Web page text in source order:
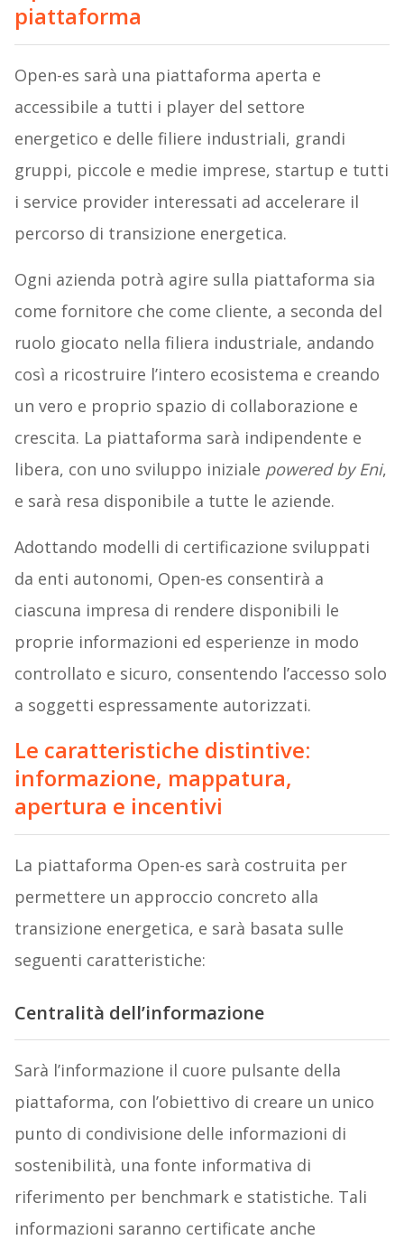
piattaforma
Open-es sarà una piattaforma aperta e
accessibile a tutti i player del settore
energetico e delle filiere industriali, grandi
gruppi, piccole e medie imprese, startup e tutti
i service provider interessati ad accelerare il
percorso di transizione energetica.
Ogni azienda potrà agire sulla piattaforma sia
come fornitore che come cliente, a seconda del
ruolo giocato nella filiera industriale, andando
così a ricostruire l’intero ecosistema e creando
un vero e proprio spazio di collaborazione e
crescita. La piattaforma sarà indipendente e
libera, con uno sviluppo iniziale powered by Eni,
e sarà resa disponibile a tutte le aziende.
Adottando modelli di certificazione sviluppati
da enti autonomi, Open-es consentirà a
ciascuna impresa di rendere disponibili le
proprie informazioni ed esperienze in modo
controllato e sicuro, consentendo l’accesso solo
a soggetti espressamente autorizzati.
Le caratteristiche distintive:
informazione, mappatura,
apertura e incentivi
La piattaforma Open-es sarà costruita per
permettere un approccio concreto alla
transizione energetica, e sarà basata sulle
seguenti caratteristiche:
Centralità dell’informazione
Sarà l’informazione il cuore pulsante della
piattaforma, con l’obiettivo di creare un unico
punto di condivisione delle informazioni di
sostenibilità, una fonte informativa di
riferimento per benchmark e statistiche. Tali
informazioni saranno certificate anche